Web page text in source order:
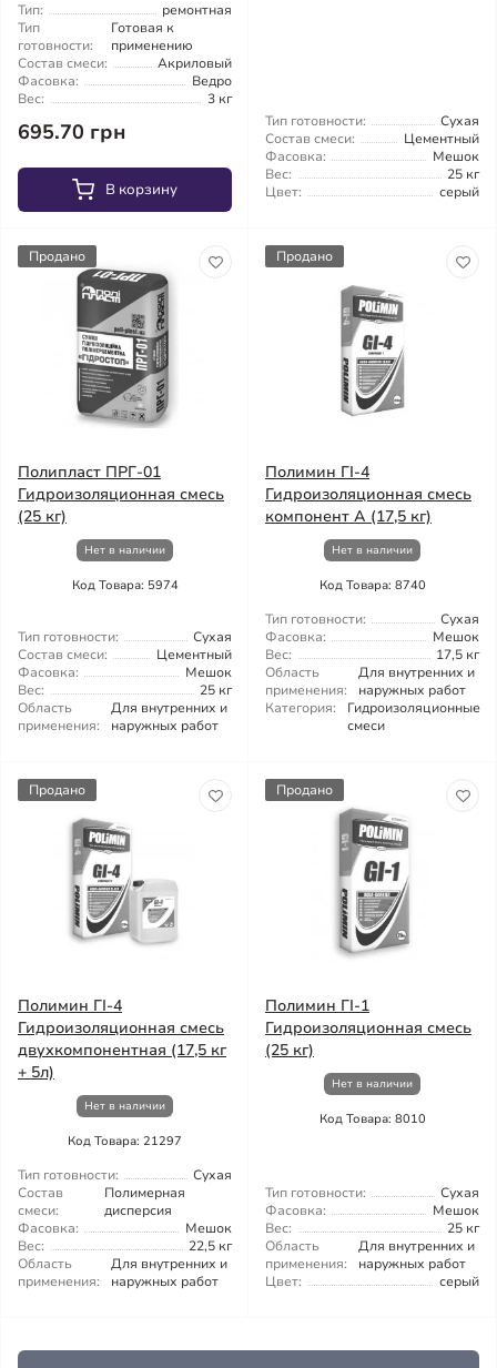
Тип:
ремонтная
Тип
готовности:
Готовая к
применению
Состав смеси:
Акриловый
Фасовка:
Ведро
Вес:
3 кг
695.70 грн
В корзину
Тип готовности:
Сухая
Состав смеси:
Цементный
Фасовка:
Мешок
Вес:
25 кг
Цвет:
серый
Продано
Полипласт ПРГ-01
Гидроизоляционная смесь
(25 кг)
Нет в наличии
Код Товара: 5974
Тип готовности:
Сухая
Состав смеси:
Цементный
Фасовка:
Мешок
Вес:
25 кг
Область
применения:
Для внутренних и
наружных работ
Продано
Полимин ГІ-4
Гидроизоляционная смесь
компонент А (17,5 кг)
Нет в наличии
Код Товара: 8740
Тип готовности:
Сухая
Фасовка:
Мешок
Вес:
17,5 кг
Область
применения:
Для внутренних и
наружных работ
Категория:
Гидроизоляционные
смеси
Продано
Полимин ГІ-4
Гидроизоляционная смесь
двухкомпонентная (17,5 кг
+ 5л)
Нет в наличии
Код Товара: 21297
Тип готовности:
Сухая
Состав
смеси:
Полимерная
дисперсия
Фасовка:
Мешок
Вес:
22,5 кг
Область
применения:
Для внутренних и
наружных работ
Продано
Полимин ГІ-1
Гидроизоляционная смесь
(25 кг)
Нет в наличии
Код Товара: 8010
Тип готовности:
Сухая
Фасовка:
Мешок
Вес:
25 кг
Область
применения:
Для внутренних и
наружных работ
Цвет:
серый